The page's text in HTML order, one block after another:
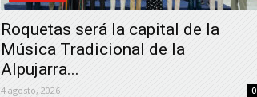
Roquetas será la capital de la
Música Tradicional de la
Alpujarra...
4 agosto, 2026 0